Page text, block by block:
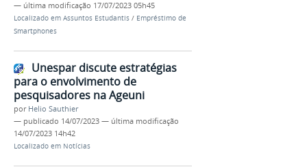
— última modificação 17/07/2023 05h45
Localizado em Assuntos Estudantis / Empréstimo de
Smartphones
Unespar discute estratégias
para o envolvimento de
pesquisadores na Ageuni
por Helio Sauthier
— publicado 14/07/2023 — última modificação
14/07/2023 14h42
Localizado em Notícias